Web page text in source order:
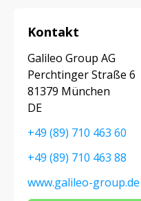
Kontakt
Galileo Group AG
Perchtinger Straße 6
81379 München
DE
+49 (89) 710 463 60
+49 (89) 710 463 88
www.galileo-group.de